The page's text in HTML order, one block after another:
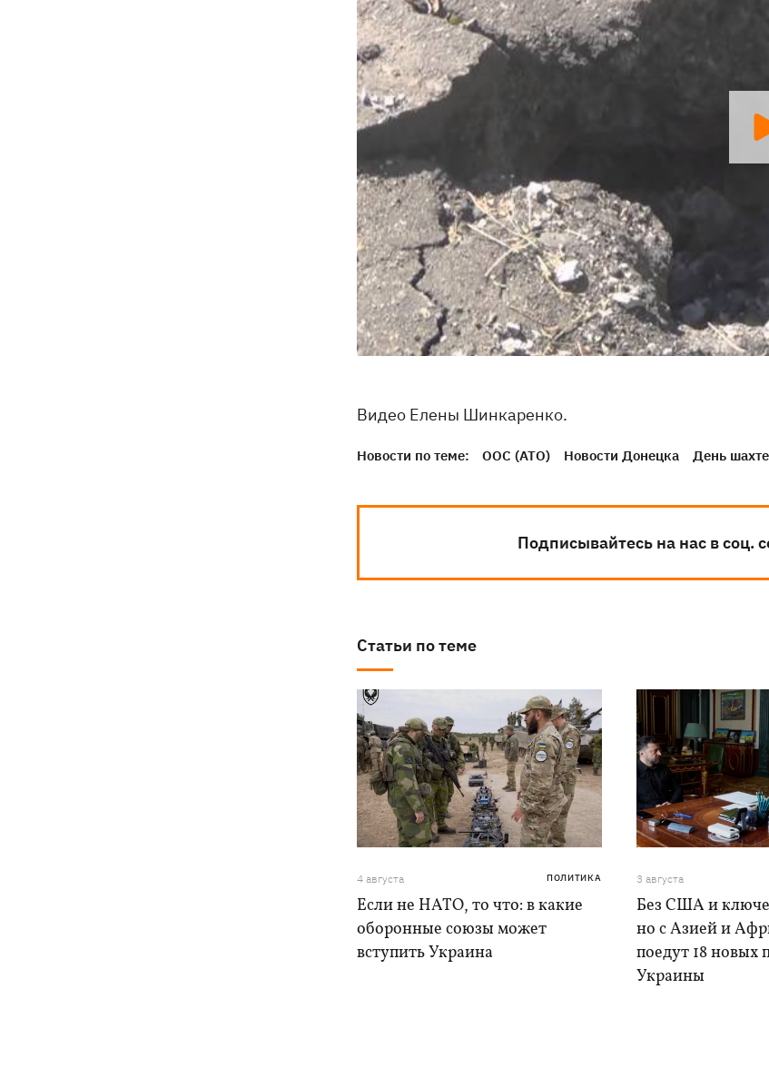
Видео Елены Шинкаренко.
Новости по теме: ООС (АТО) Новости Донецка День
Подписывайтесь на нас в соц.
Статьи по теме
4 августа ПОЛИТИКА
Если не НАТО, то что: в какие
оборонные союзы может
вступить Украина
3 августа
Без США и
но с Азией и
поедут 18 новых
Украины